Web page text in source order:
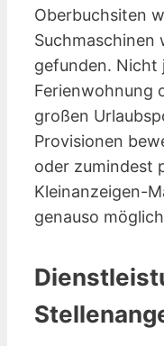
Oberbuchsiten
Suchmaschinen
gefunden. Nicht
Ferienwohnung
großen
Provisionen
oder zumindest
Kleinanzeigen-
genauso